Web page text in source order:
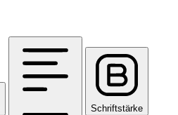
Schriftstärke